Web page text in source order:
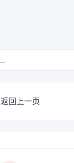
返回上一页